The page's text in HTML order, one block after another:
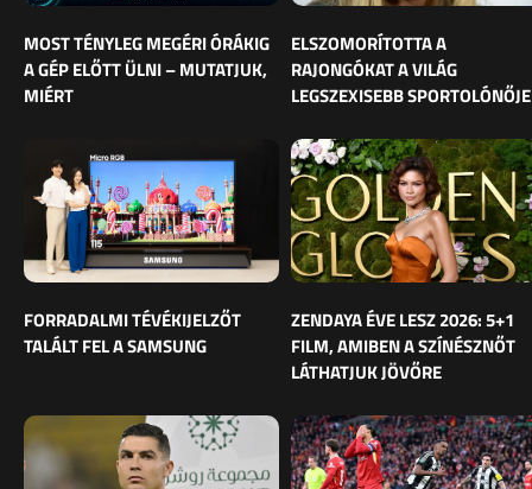
MOST TÉNYLEG MEGÉRI ÓRÁKIG
A GÉP ELŐTT ÜLNI – MUTATJUK,
MIÉRT
ELSZOMORÍTOTTA A
RAJONGÓKAT A VILÁG
LEGSZEXISEBB SPORTOLÓNŐJE
FORRADALMI TÉVÉKIJELZŐT
TALÁLT FEL A SAMSUNG
ZENDAYA ÉVE LESZ 2026: 5+1
FILM, AMIBEN A SZÍNÉSZNŐT
LÁTHATJUK JÖVŐRE